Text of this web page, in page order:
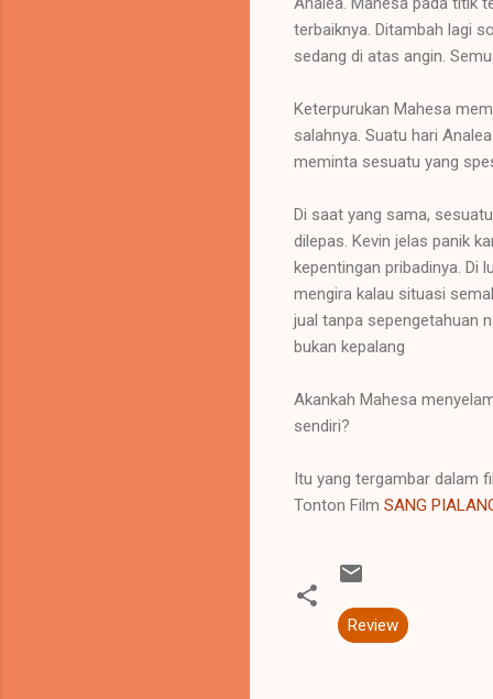
terbaiknya. Ditambah lagi
sedang di atas angin.
Keterpurukan Mahesa
salahnya. Suatu hari
meminta sesuatu yang
Di saat yang sama,
dilepas. Kevin jelas panik
kepentingan pribadinya. Di
mengira kalau situasi
jual tanpa sepengetahuan
bukan kepalang
Akankah Mahesa
sendiri?
Itu yang tergambar dalam
Tonton Film SANG
Review